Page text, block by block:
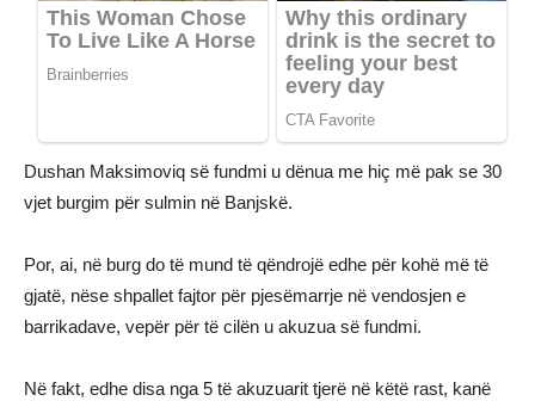
Dushan Maksimoviq së fundmi u dënua me hiç më pak se 30
vjet burgim për sulmin në Banjskë.
Por, ai, në burg do të mund të qëndrojë edhe për kohë më të
gjatë, nëse shpallet fajtor për pjesëmarrje në vendosjen e
barrikadave, vepër për të cilën u akuzua së fundmi.
Në fakt, edhe disa nga 5 të akuzuarit tjerë në këtë rast, kanë